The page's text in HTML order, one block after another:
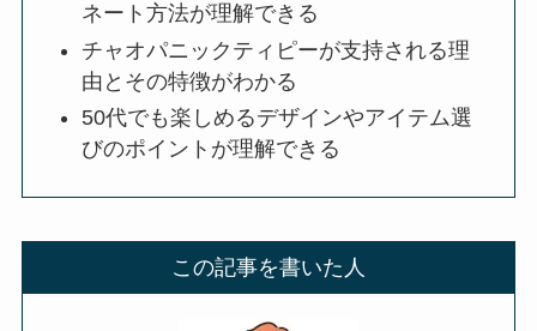
ネート方法が理解できる
チャオパニックティピーが支持される理
由とその特徴がわかる
50代でも楽しめるデザインやアイテム選
びのポイントが理解できる
この記事を書いた人